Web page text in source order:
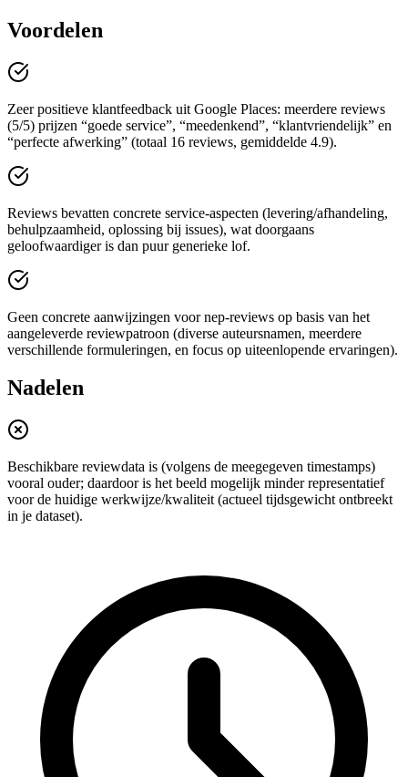
Voordelen
Zeer positieve klantfeedback uit Google Places: meerdere reviews
(5/5) prijzen “goede service”, “meedenkend”, “klantvriendelijk” en
“perfecte afwerking” (totaal 16 reviews, gemiddelde 4.9).
Reviews bevatten concrete service-aspecten (levering/afhandeling,
behulpzaamheid, oplossing bij issues), wat doorgaans
geloofwaardiger is dan puur generieke lof.
Geen concrete aanwijzingen voor nep-reviews op basis van het
aangeleverde reviewpatroon (diverse auteursnamen, meerdere
verschillende formuleringen, en focus op uiteenlopende ervaringen).
Nadelen
Beschikbare reviewdata is (volgens de meegegeven timestamps)
vooral ouder; daardoor is het beeld mogelijk minder representatief
voor de huidige werkwijze/kwaliteit (actueel tijdsgewicht ontbreekt
in je dataset).